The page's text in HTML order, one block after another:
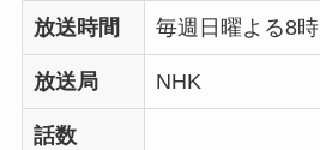
放送時間 毎週日曜よる8時
放送局 NHK
話数